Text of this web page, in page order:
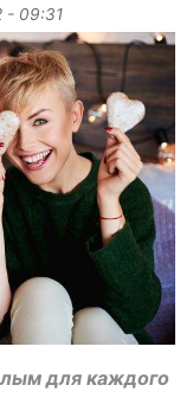
- 09:31
для каждого